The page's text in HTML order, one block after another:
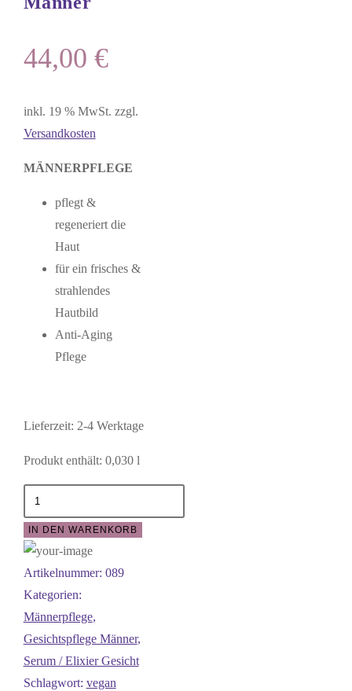
44,00 €
inkl. 19 % MwSt. zzgl.
Versandkosten
MÄNNERPFLEGE
pflegt &
regeneriert die
Haut
für ein frisches &
strahlendes
Hautbild
Anti-Aging
Pflege
Lieferzeit: 2-4 Werktage
Produkt enthält: 0,030 l
Serum
Männer
Menge
IN DEN WARENKORB
Artikelnummer: 089
Kategorien:
Männerpflege,
Gesichtspflege Männer,
Serum / Elixier Gesicht
Schlagwort: vegan